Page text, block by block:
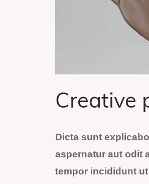
Creative
Dicta sunt
aspernatur aut odit
tempor incididunt